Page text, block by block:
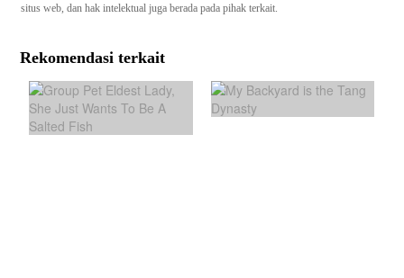
situs web, dan hak intelektual juga berada pada pihak terkait.
Rekomendasi terkait